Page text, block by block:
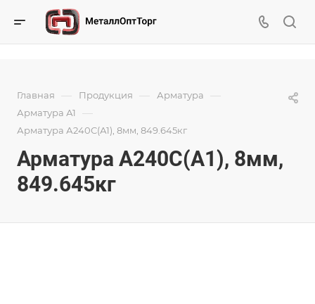
Главная — Продукция — Арматура —
Арматура А1 —
Арматура А240С(А1), 8мм, 849.645кг
Арматура А240С(А1), 8мм,
849.645кг